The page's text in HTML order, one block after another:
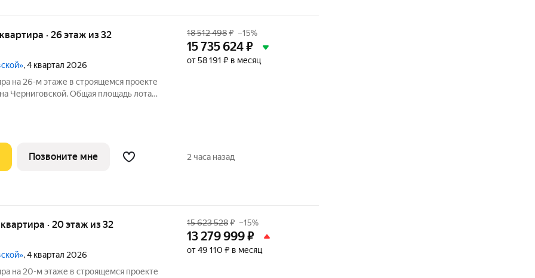
· 26 этаж из 32
, 4 квартал 2026
на 26-м этаже в строящемся проекте
Черниговской. Общая площадь лота
зону. Номер квартиры - 515.
18 512 498₽ –15%
15 735 624₽
от 58 191 ₽ в месяц
Позвоните мне 2 часа назад
· 20 этаж из 32
, 4 квартал 2026
на 20-м этаже в строящемся проекте
15 623 528₽ –15%
13 279 999₽
от 49 110 ₽ в месяц